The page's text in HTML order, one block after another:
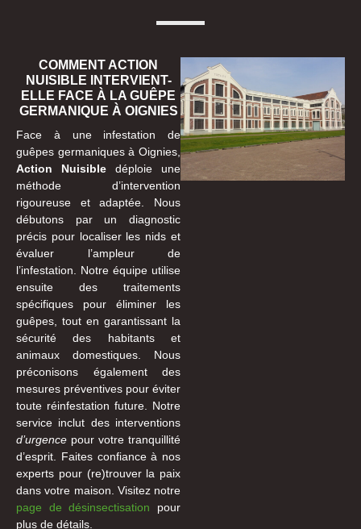
COMMENT ACTION
NUISIBLE INTERVIENT-
ELLE FACE À LA GUÊPE
GERMANIQUE À OIGNIES
Face à une infestation de
guêpes germaniques à Oignies,
Action Nuisible déploie une
méthode d’intervention
rigoureuse et adaptée. Nous
débutons par un diagnostic
précis pour localiser les nids et
évaluer l’ampleur de
l’infestation. Notre équipe utilise
ensuite des traitements
spécifiques pour éliminer les
guêpes, tout en garantissant la
sécurité des habitants et
animaux domestiques. Nous
préconisons également des
mesures préventives pour éviter
toute réinfestation future. Notre
service inclut des interventions
d’urgence pour votre tranquillité
d’esprit. Faites confiance à nos
experts pour (re)trouver la paix
dans votre maison. Visitez notre
page de désinsectisation pour
plus de détails.